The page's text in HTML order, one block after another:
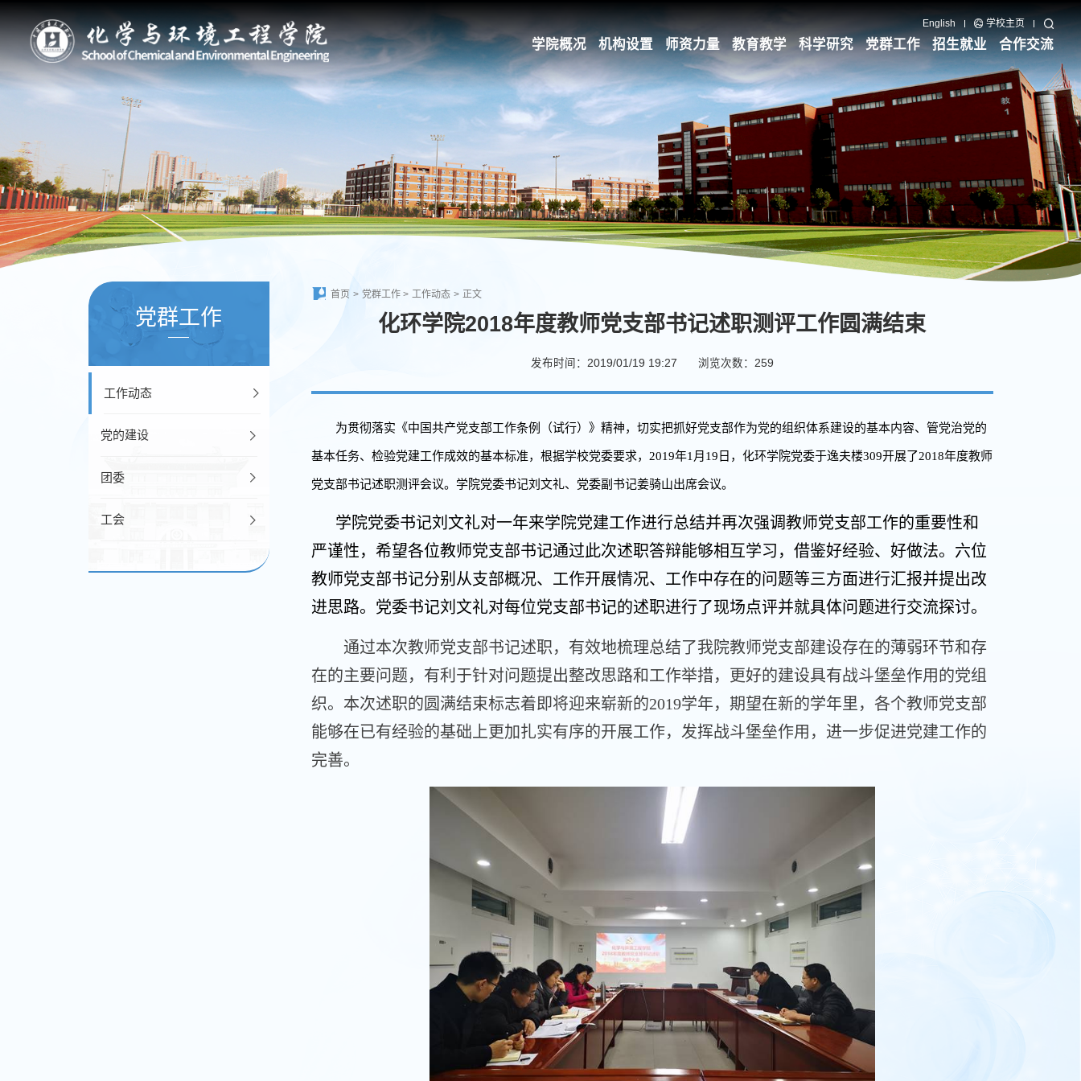
English 学校主页
学院概况 机构设置 师资力量 教育教学 科学研究 党群工作 招生就业 合作交流
党群工作
工作动态
党的建设
团委
工会
首页 > 党群工作 > 工作动态 > 正文
化环学院2018年度教师党支部书记述职测评工作圆满结束
发布时间：2019/01/19 19:27 浏览次数： 259
为贯彻落实《中国共产党支部工作条例（试行）》精神，切实把抓好党支部作为党的组织体系建设的基本内容、管党治党的
基本任务、检验党建工作成效的基本标准，根据学校党委要求，2019年1月19日，化环学院党委于逸夫楼309开展了2018年度教师
党支部书记述职测评会议。学院党委书记刘文礼、党委副书记姜骑山出席会议。
学院党委书记刘文礼对一年来学院党建工作进行总结并再次强调教师党支部工作的重要性和
严谨性，希望各位教师党支部书记通过此次述职答辩能够相互学习，借鉴好经验、好做法。六位
教师党支部书记分别从支部概况、工作开展情况、工作中存在的问题等三方面进行汇报并提出改
进思路。党委书记刘文礼对每位党支部书记的述职进行了现场点评并就具体问题进行交流探讨。
通过本次教师党支部书记述职，有效地梳理总结了我院教师党支部建设存在的薄弱环节和存
在的主要问题，有利于针对问题提出整改思路和工作举措，更好的建设具有战斗堡垒作用的党组
织。本次述职的圆满结束标志着即将迎来崭新的2019学年，期望在新的学年里，各个教师党支部
能够在已有经验的基础上更加扎实有序的开展工作，发挥战斗堡垒作用，进一步促进党建工作的
完善。